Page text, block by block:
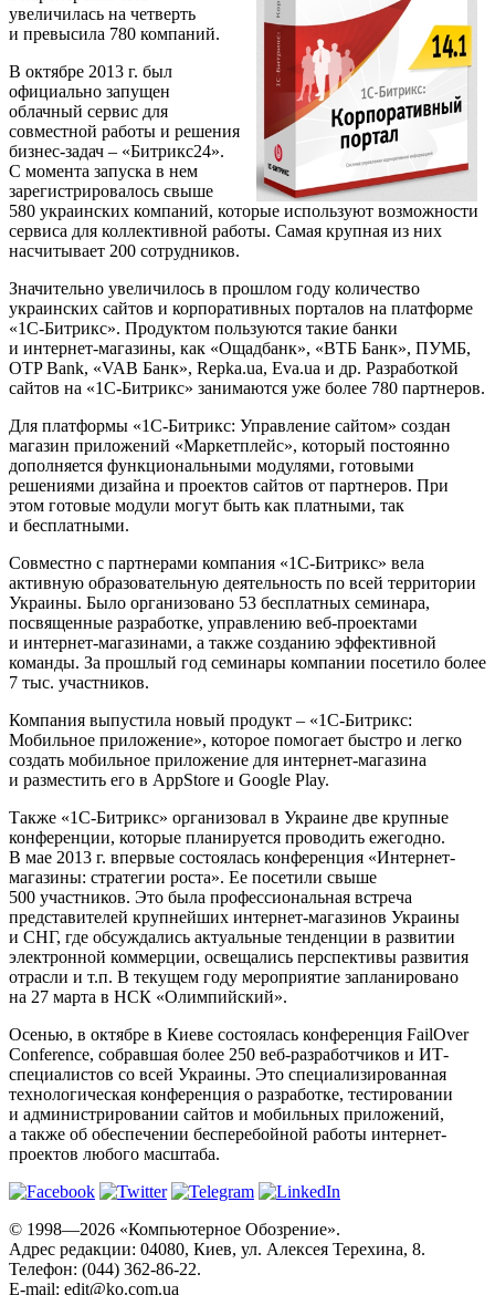
увеличилась на четверть
и превысила 780 компаний.
В октябре 2013 г. был
официально запущен
облачный сервис для
совместной работы и решения
бизнес-задач – «Битрикс24».
С момента запуска в нем
зарегистрировалось свыше
580 украинских компаний, которые используют возможности
сервиса для коллективной работы. Самая крупная из них
насчитывает 200 сотрудников.
Значительно увеличилось в прошлом году количество
украинских сайтов и корпоративных порталов на платформе
«1С-Битрикс». Продуктом пользуются такие банки
и интернет-магазины, как «Ощадбанк», «ВТБ Банк», ПУМБ,
OTP Bank, «VAB Банк», Repka.ua, Еva.ua и др. Разработкой
сайтов на «1С-Битрикс» занимаются уже более 780 партнеров.
Для платформы «1С-Битрикс: Управление сайтом» создан
магазин приложений «Маркетплейс», который постоянно
дополняется функциональными модулями, готовыми
решениями дизайна и проектов сайтов от партнеров. При
этом готовые модули могут быть как платными, так
и бесплатными.
Совместно с партнерами компания «1С-Битрикс» вела
активную образовательную деятельность по всей территории
Украины. Было организовано 53 бесплатных семинара,
посвященные разработке, управлению веб-проектами
и интернет-магазинами, а также созданию эффективной
команды. За прошлый год семинары компании посетило более
7 тыс. участников.
Компания выпустила новый продукт – «1С-Битрикс:
Мобильное приложение», которое помогает быстро и легко
создать мобильное приложение для интернет-магазина
и разместить его в AppStore и Google Play.
Также «1С-Битрикс» организовал в Украине две крупные
конференции, которые планируется проводить ежегодно.
В мае 2013 г. впервые состоялась конференция «Интернет-
магазины: стратегии роста». Ее посетили свыше
500 участников. Это была профессиональная встреча
представителей крупнейших интернет-магазинов Украины
и СНГ, где обсуждались актуальные тенденции в развитии
электронной коммерции, освещались перспективы развития
отрасли и т.п. В текущем году мероприятие запланировано
на 27 марта в НСК «Олимпийский».
Осенью, в октябре в Киеве состоялась конференция FailOver
Conference, собравшая более 250 веб-разработчиков и ИТ-
специалистов со всей Украины. Это специализированная
технологическая конференция о разработке, тестировании
и администрировании сайтов и мобильных приложений,
а также об обеспечении бесперебойной работы интернет-
проектов любого масштаба.
© 1998—2026 «Компьютерное Обозрение».
Адрес редакции: 04080, Киев, ул. Алексея Терехина, 8.
Телефон: (044) 362-86-22.
E-mail: edit@ko.com.ua